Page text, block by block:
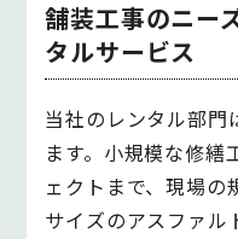
舗装工事のニー
タルサービス
当社のレンタル部門
ます。小規模な修繕
ェクトまで、現場の
サイズのアスファル